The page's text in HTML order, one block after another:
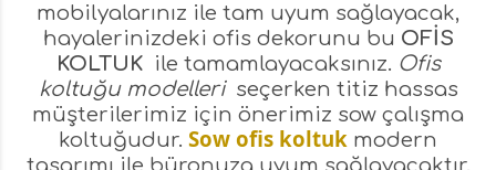
mobilyalarınız ile tam uyum sağlayacak,
hayalerinizdeki ofis dekorunu bu OFİS
KOLTUKile tamamlayacaksınız. Ofis
koltuğu modelleri seçerken titiz hassas
müşterilerimiz için önerimiz sow çalışma
koltuğudur. Sow ofis koltuk modern
tasarımı ile büronuza uyum sağlayacaktır.